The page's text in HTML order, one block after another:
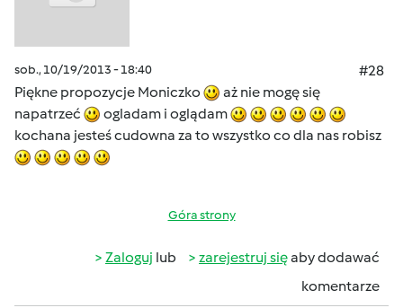
sob., 10/19/2013 - 18:40
#28
Piękne propozycje Moniczko
aż nie mogę się
napatrzeć
ogladam i oglądam
kochana jesteś cudowna za to wszystko co dla nas robisz
Góra strony
Zaloguj lub zarejestruj sięaby dodawać
komentarze